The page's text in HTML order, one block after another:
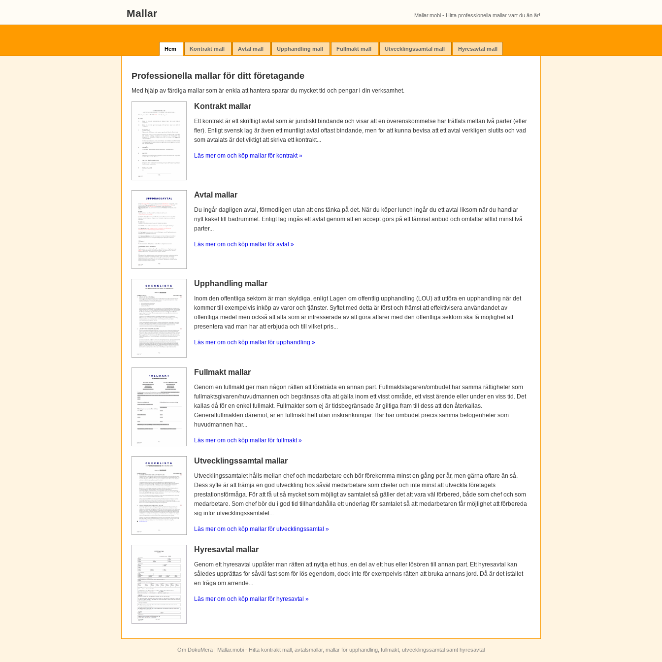
Mallar Mallar.mobi - Hitta professionella mallar vart du än är!
Hem Kontrakt mall Avtal mall Upphandling mall Fullmakt mall Utvecklingssamtal mall Hyresavtal mall
Professionella mallar för ditt företagande
Med hjälp av färdiga mallar som är enkla att hantera sparar du mycket tid och pengar i din verksamhet.
Kontrakt mallar
Ett kontrakt är ett skriftligt avtal som är juridiskt bindande och visar att en överenskommelse har träffats mellan två parter (eller
fler). Enligt svensk lag är även ett muntligt avtal oftast bindande, men för att kunna bevisa att ett avtal verkligen slutits och vad
som avtalats är det viktigt att skriva ett kontrakt...
Läs mer om och köp mallar för kontrakt »
Avtal mallar
Du ingår dagligen avtal, förmodligen utan att ens tänka på det. När du köper lunch ingår du ett avtal liksom när du handlar
nytt kakel till badrummet. Enligt lag ingås ett avtal genom att en accept görs på ett lämnat anbud och omfattar alltid minst två
parter...
Läs mer om och köp mallar för avtal »
Upphandling mallar
Inom den offentliga sektorn är man skyldiga, enligt Lagen om offentlig upphandling (LOU) att utföra en upphandling när det
kommer till exempelvis inköp av varor och tjänster. Syftet med detta är först och främst att effektivisera användandet av
offentliga medel men också att alla som är intresserade av att göra affärer med den offentliga sektorn ska få möjlighet att
presentera vad man har att erbjuda och till vilket pris...
Läs mer om och köp mallar för upphandling »
Fullmakt mallar
Genom en fullmakt ger man någon rätten att företräda en annan part. Fullmaktstagaren/ombudet har samma rättigheter som
fullmaktsgivaren/huvudmannen och begränsas ofta att gälla inom ett visst område, ett visst ärende eller under en viss tid. Det
kallas då för en enkel fullmakt. Fullmakter som ej är tidsbegränsade är giltiga fram till dess att den återkallas.
Generalfullmakten däremot, är en fullmakt helt utan inskränkningar. Här har ombudet precis samma befogenheter som
huvudmannen har...
Läs mer om och köp mallar för fullmakt »
Utvecklingssamtal mallar
Utvecklingssamtalet hålls mellan chef och medarbetare och bör förekomma minst en gång per år, men gärna oftare än så.
Dess syfte är att främja en god utveckling hos såväl medarbetare som chefer och inte minst att utveckla företagets
prestationsförmåga. För att få ut så mycket som möjligt av samtalet så gäller det att vara väl förbered, både som chef och som
medarbetare. Som chef bör du i god tid tillhandahålla ett underlag för samtalet så att medarbetaren får möjlighet att förbereda
sig inför utvecklingssamtalet...
Läs mer om och köp mallar för utvecklingssamtal »
Hyresavtal mallar
Genom ett hyresavtal upplåter man rätten att nyttja ett hus, en del av ett hus eller lösören till annan part. Ett hyresavtal kan
således upprättas för såväl fast som för lös egendom, dock inte för exempelvis rätten att bruka annans jord. Då är det istället
en fråga om arrende...
Läs mer om och köp mallar för hyresavtal »
Om DokuMera | Mallar.mobi - Hitta kontrakt mall, avtalsmallar, mallar för upphandling, fullmakt, utvecklingssamtal samt hyresavtal